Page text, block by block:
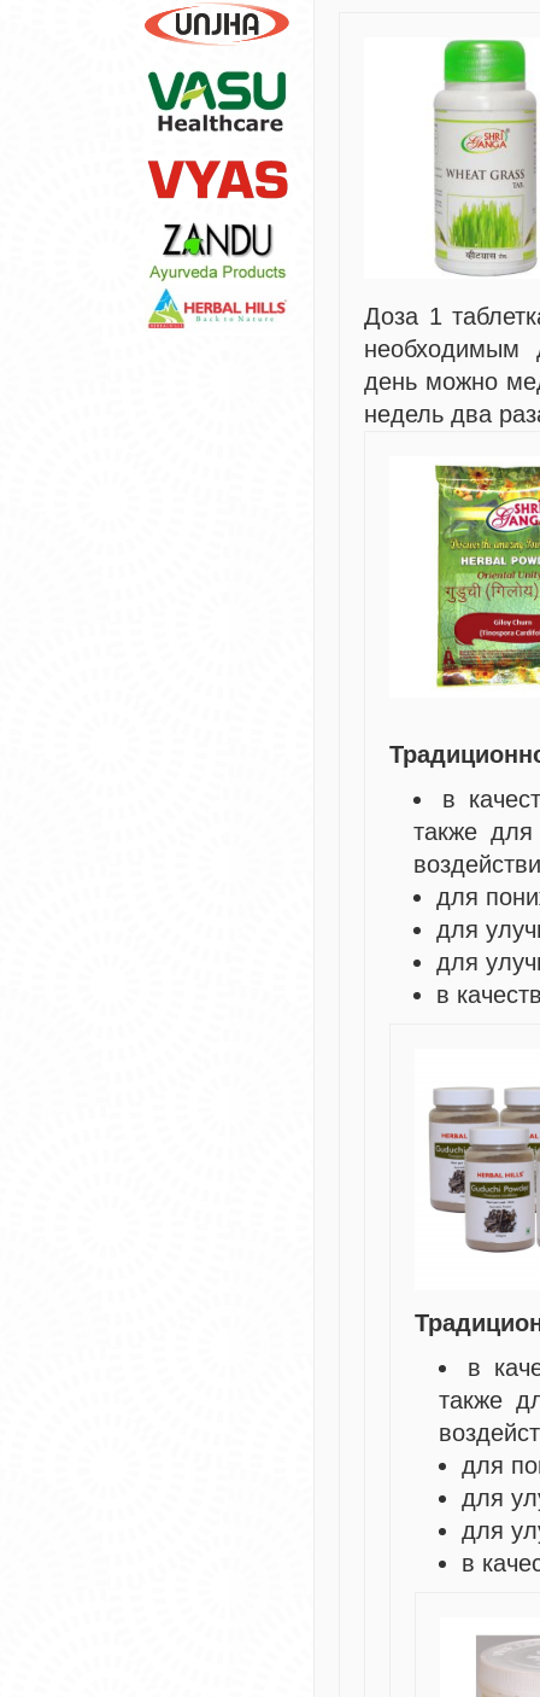
Доза 1
день можно
недель два
в
также для
для
для
для
в
в
также
для
для
для
в